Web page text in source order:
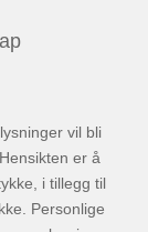
vil bli
er å
i tillegg til
Personlige